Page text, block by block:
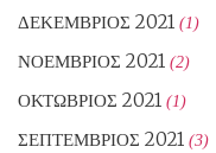
ΔΕΚΈΜΒΡΙΟΣ 2021 (1)
ΝΟΈΜΒΡΙΟΣ 2021 (2)
ΟΚΤΏΒΡΙΟΣ 2021 (1)
ΣΕΠΤΈΜΒΡΙΟΣ 2021 (3)